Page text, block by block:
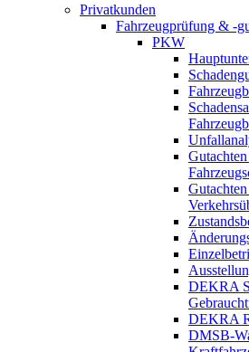
Privatkunden
Fahrzeugprüfung & -
PKW
DEKRA
DEKRA
DMSB-